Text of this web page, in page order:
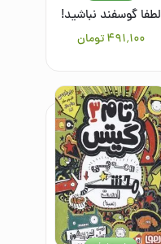
لطفا گوسفند نباشید!
۴۹۱٬۱۰۰ تومان